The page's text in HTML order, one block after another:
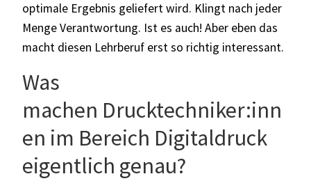
optimale Ergebnis geliefert wird. Klingt nach jeder
Menge Verantwortung. Ist es auch! Aber eben das
macht diesen Lehrberuf erst so richtig interessant.
Was
machen Drucktechniker:inn
en im Bereich Digitaldruck
eigentlich genau?